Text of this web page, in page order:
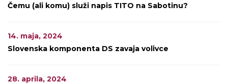
Čemu (ali komu) služi napis TITO na Sabotinu?
14. maja, 2024
Slovenska komponenta DS zavaja volivce
28. aprila, 2024